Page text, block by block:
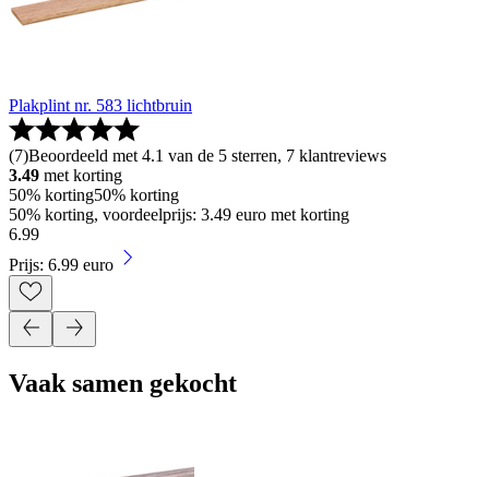
Plakplint nr. 583 lichtbruin
(7)Beoordeeld met 4.1 van de 5 sterren, 7 klantreviews
3.49 met korting
50% korting50% korting
50% korting, voordeelprijs: 3.49 euro met korting
6.99
Prijs: 6.99 euro
Vaak samen gekocht